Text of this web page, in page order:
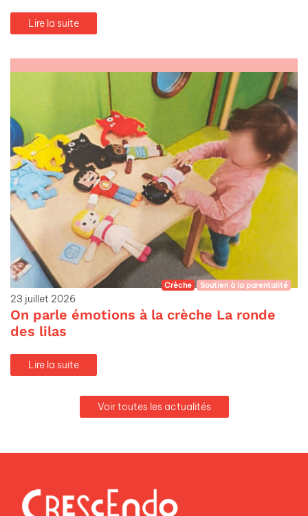
Lire la suite
Crèche Soutien à la parentalité
23 juillet 2026
On parle émotions à la crèche La ronde
des lilas
Lire la suite
Voir toutes les actualités